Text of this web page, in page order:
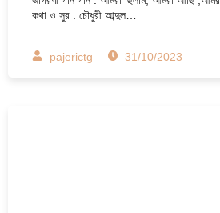
কথা ও সুর : চৌধুরী আব্দুল…
pajerictg 31/10/2023